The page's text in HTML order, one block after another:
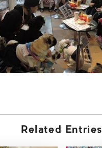
Related Entries